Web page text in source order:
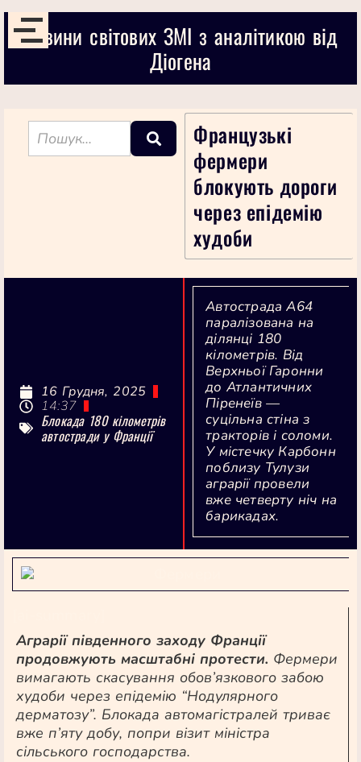
Новини світових ЗМІ з аналітикою від
Діогена
Французькі
фермери
блокують дороги
через епідемію
худоби
Автострада A64
паралізована на
ділянці 180
кілометрів. Від
Верхньої Гаронни
до Атлантичних
Піренеїв —
суцільна стіна з
тракторів і соломи.
У містечку Карбонн
поблизу Тулузи
аграрії провели
вже четверту ніч на
барикадах.
16 Грудня, 2025
14:37
Блокада 180 кілометрів
автостради у Франції
Аграрії південного заходу Франції
продовжують масштабні протести. Фермери
вимагають скасування обов’язкового забою
худоби через епідемію “Нодулярного
дерматозу”. Блокада автомагістралей триває
вже п’яту добу, попри візит міністра
сільського господарства.